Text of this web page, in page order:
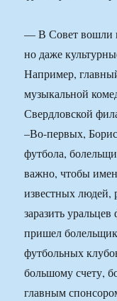
— В Совет вошли
но даже
Например,
музыкальной
Свердловской
–Во-первых,
футбола,
важно, чтобы
известных людей,
заразить
пришел
футбольных
большому счету,
главным